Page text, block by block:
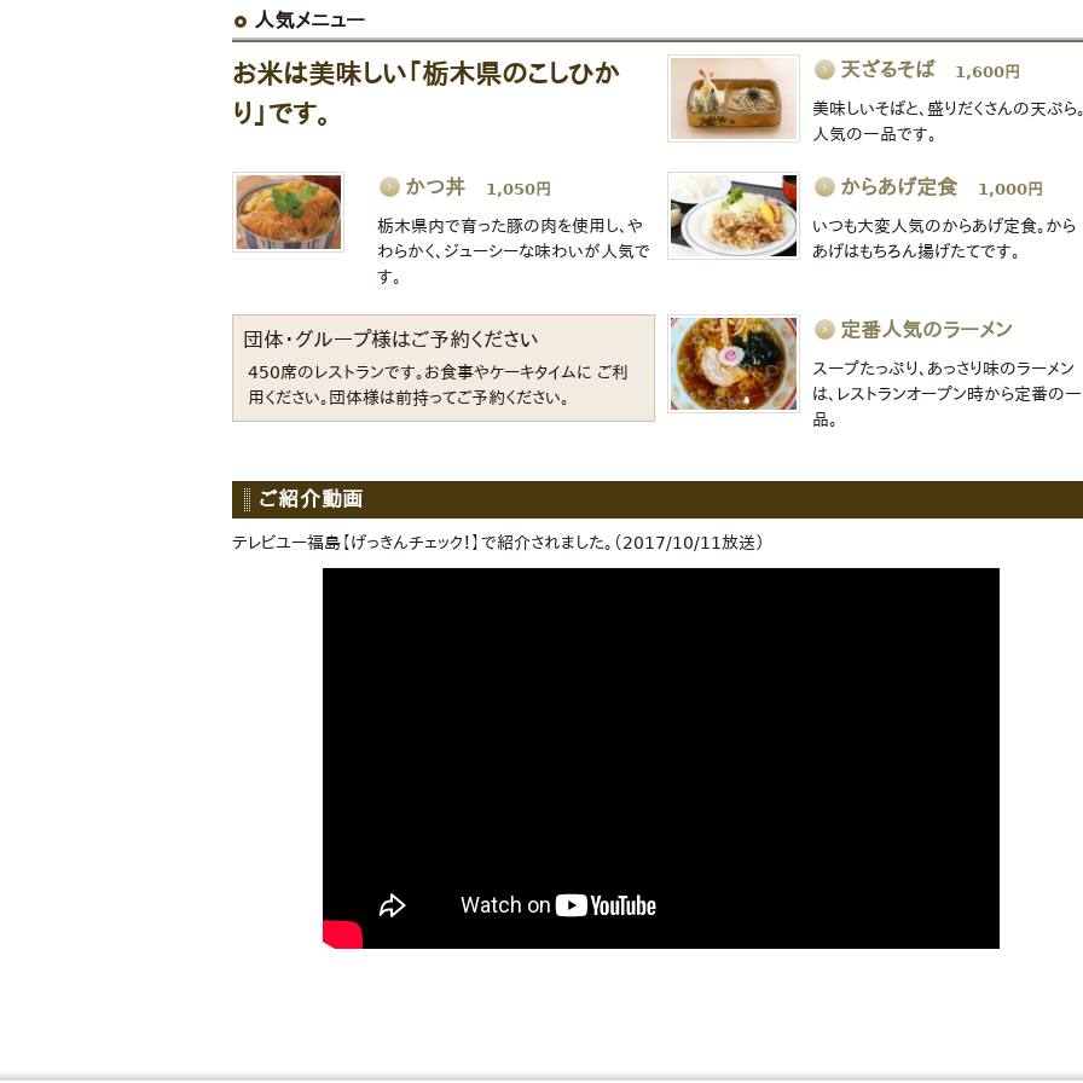
人気メニュー
お米は美味しい「栃木県のこしひか
り」です。
天ざるそば 1,600円
美味しいそばと、盛りだくさんの天ぷら
人気の一品です。
かつ丼 1,050円
栃木県内で育った豚の肉を使用し、や
わらかく、ジューシーな味わいが人気で
す。
からあげ定食 1,000円
いつも大変人気のからあげ定食。から
あげはもちろん揚げたてです。
団体・グループ様はご予約ください
450席のレストランです。お食事やケーキタイムに ご利
用ください。団体様は前持ってご予約ください。
定番人気のラーメン
スープたっぷり、あっさり味のラーメン
は、レストランオープン時から定番の一
品。
ご紹介動画
テレビユー福島【げっきんチェック！】で紹介されました。（2017/10/11放送）